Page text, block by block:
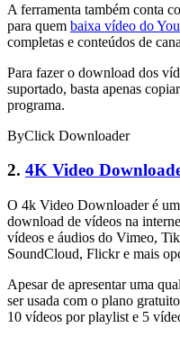
A ferramenta também conta
para quem baixa vídeo do
completas e conteúdos de
Para fazer o download dos
suportado, basta apenas
programa.
ByClick Downloader
2. 4K Video
O 4k Video Downloader é
download de vídeos na
vídeos e áudios do Vimeo,
SoundCloud, Flickr e mais
Apesar de apresentar uma
ser usada com o plano
10 vídeos por playlist e 5